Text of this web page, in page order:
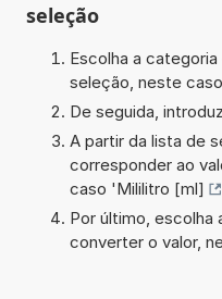
seleção
Escolha a
seleção, neste
De seguida,
A partir da lista de
corresponder ao
caso 'Mililitro [ml]
Por último, escolha
converter o valor,